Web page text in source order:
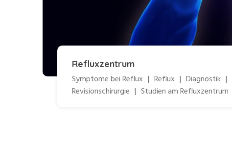
Refluxzentrum
Symptome bei Reflux | Reflux | Diagnostik |
Revisionschirurgie | Studien am Refluxzentrum